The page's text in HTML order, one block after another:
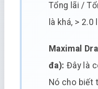
Tổng lãi /
là khá, >
Maximal
đa): Đây là
Nó cho biết